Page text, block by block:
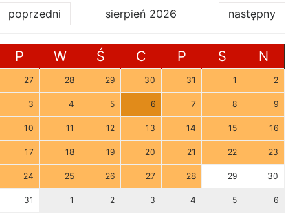
poprzedni sierpień 2026 następny
P W Ś C P S N
27 28 29 30 31 1 2
3 4 5 6 7 8 9
10 11 12 13 14 15 16
17 18 19 20 21 22 23
24 25 26 27 28 29 30
31 1 2 3 4 5 6